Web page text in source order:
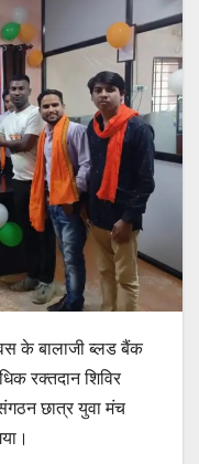
के बालाजी ब्लड बैंक
रक्तदान शिविर
छात्र युवा मंच